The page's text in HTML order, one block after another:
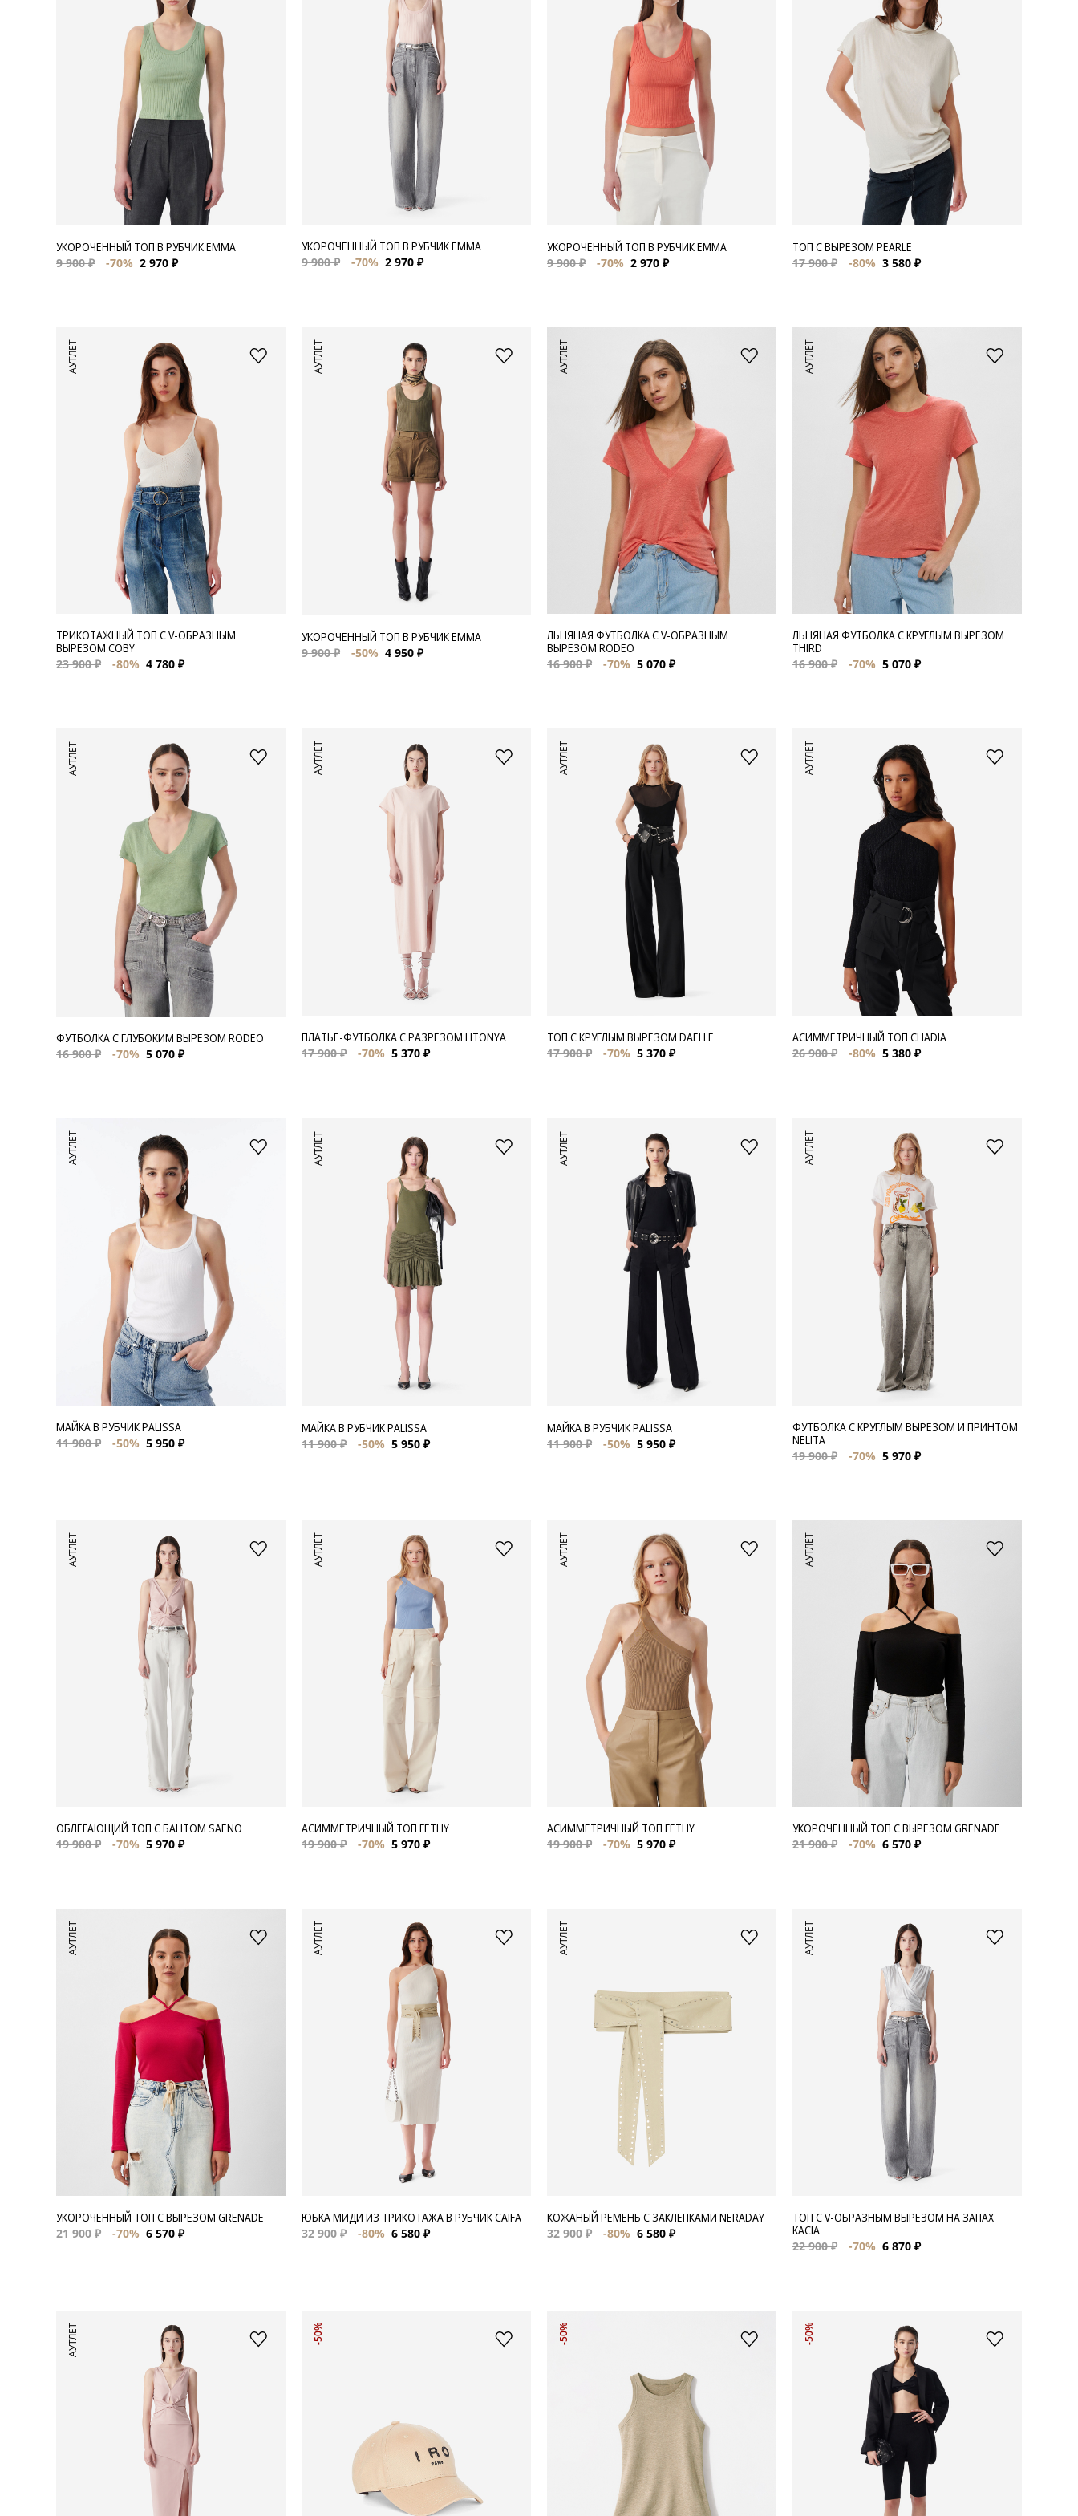
Сумки и аксессуары
УКОРОЧЕННЫЙ ТОП В РУБЧИК EMMA
9 900 ₽
-70% 2 970 ₽
УКОРОЧЕННЫЙ ТОП В РУБЧИК EMMA
9 900 ₽
-70% 2 970 ₽
УКОРОЧЕННЫЙ ТОП В РУБЧИК EMMA
9 900 ₽
-70% 2 970 ₽
ТОП С ВЫРЕЗОМ PEARLE
17 900 ₽
-80% 3 580 ₽
АУТЛЕТ
ТРИКОТАЖНЫЙ ТОП С V-ОБРАЗНЫМ
ВЫРЕЗОМ COBY
23 900 ₽
-80% 4 780 ₽
АУТЛЕТ
УКОРОЧЕННЫЙ ТОП В РУБЧИК EMMA
9 900 ₽
-50% 4 950 ₽
АУТЛЕТ
ЛЬНЯНАЯ ФУТБОЛКА С V-ОБРАЗНЫМ
ВЫРЕЗОМ RODEO
16 900 ₽
-70% 5 070 ₽
АУТЛЕТ
ЛЬНЯНАЯ ФУТБОЛКА С КРУГЛЫМ ВЫРЕЗОМ
THIRD
16 900 ₽
-70% 5 070 ₽
АУТЛЕТ
ФУТБОЛКА С ГЛУБОКИМ ВЫРЕЗОМ RODEO
16 900 ₽
-70% 5 070 ₽
АУТЛЕТ
ПЛАТЬЕ-ФУТБОЛКА С РАЗРЕЗОМ LITONYA
17 900 ₽
-70% 5 370 ₽
АУТЛЕТ
ТОП С КРУГЛЫМ ВЫРЕЗОМ DAELLE
17 900 ₽
-70% 5 370 ₽
АУТЛЕТ
АСИММЕТРИЧНЫЙ ТОП CHADIA
26 900 ₽
-80% 5 380 ₽
АУТЛЕТ
МАЙКА В РУБЧИК PALISSA
11 900 ₽
-50% 5 950 ₽
АУТЛЕТ
МАЙКА В РУБЧИК PALISSA
11 900 ₽
-50% 5 950 ₽
АУТЛЕТ
МАЙКА В РУБЧИК PALISSA
11 900 ₽
-50% 5 950 ₽
АУТЛЕТ
ФУТБОЛКА С КРУГЛЫМ ВЫРЕЗОМ И ПРИНТОМ
NELITA
19 900 ₽
-70% 5 970 ₽
АУТЛЕТ
ОБЛЕГАЮЩИЙ ТОП С БАНТОМ SAENO
19 900 ₽
-70% 5 970 ₽
АУТЛЕТ
АСИММЕТРИЧНЫЙ ТОП FETHY
19 900 ₽
-70% 5 970 ₽
АУТЛЕТ
АСИММЕТРИЧНЫЙ ТОП FETHY
19 900 ₽
-70% 5 970 ₽
АУТЛЕТ
УКОРОЧЕННЫЙ ТОП С ВЫРЕЗОМ GRENADE
21 900 ₽
-70% 6 570 ₽
АУТЛЕТ
УКОРОЧЕННЫЙ ТОП С ВЫРЕЗОМ GRENADE
21 900 ₽
-70% 6 570 ₽
АУТЛЕТ
ЮБКА МИДИ ИЗ ТРИКОТАЖА В РУБЧИК CAIFA
32 900 ₽
-80% 6 580 ₽
АУТЛЕТ
КОЖАНЫЙ РЕМЕНЬ С ЗАКЛЕПКАМИ NERADAY
32 900 ₽
-80% 6 580 ₽
АУТЛЕТ
ТОП С V-ОБРАЗНЫМ ВЫРЕЗОМ НА ЗАПАХ
KACIA
22 900 ₽
-70% 6 870 ₽
АУТЛЕТ -50% -50% -50%